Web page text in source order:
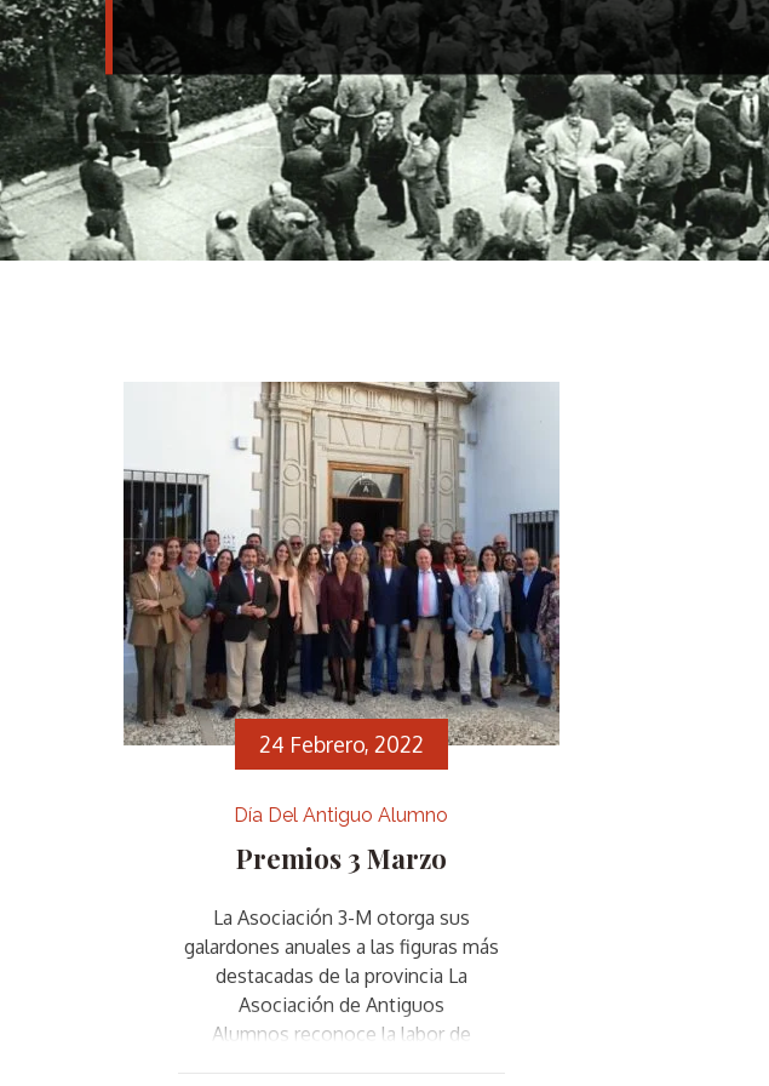
24 Febrero, 2022
Día Del Antiguo Alumno
Premios 3 Marzo
La Asociación 3-M otorga sus
galardones anuales a las figuras más
destacadas de la provincia La
Asociación de Antiguos
Alumnos reconoce la labor de